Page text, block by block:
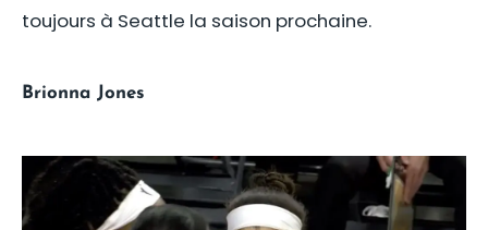
toujours à Seattle la saison prochaine.
Brionna Jones